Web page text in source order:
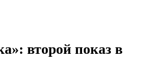
второй показ в